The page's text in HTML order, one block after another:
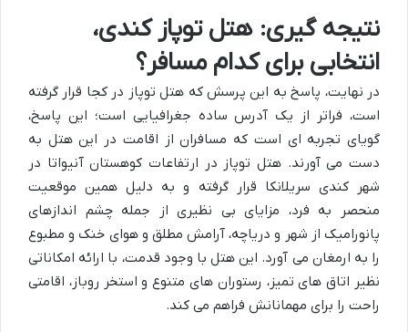
نتیجه گیری: هتل توپاز کندی،
انتخابی برای کدام مسافر؟
در نهایت، پاسخ به این پرسش که هتل توپاز در کجا قرار گرفته
است، فراتر از یک آدرس ساده جغرافیایی است؛ این پاسخ،
گویای تجربه ای است که مسافران از اقامت در این هتل به
دست می آورند. هتل توپاز در ارتفاعات کوهستان آنیواتا در
شهر کندی سریلانکا قرار گرفته و به دلیل همین موقعیت
منحصر به فرد، مزایای بی نظیری از جمله چشم اندازهای
پانورامیک از شهر و دریاچه، آرامش مطلق و هوای خنک و مطبوع
را به ارمغان می آورد. این هتل با وجود قدمت، با ارائه امکاناتی
نظیر اتاق های تمیز، رستوران های متنوع و استخر روباز، اقامتی
راحت را برای مهمانانش فراهم می کند.